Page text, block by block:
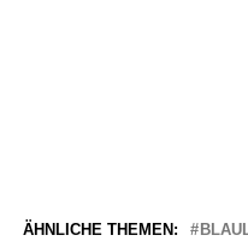
ÄHNLICHE THEMEN: